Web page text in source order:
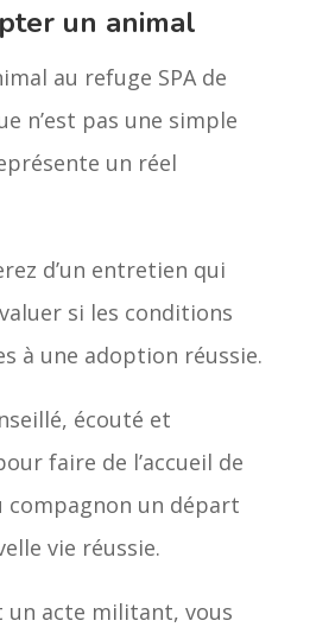
un animal
au refuge SPA de
n’est pas une simple
un réel
d’un entretien qui
si les conditions
à une adoption réussie.
écouté et
faire de l’accueil de
compagnon un départ
vie réussie.
un acte militant, vous